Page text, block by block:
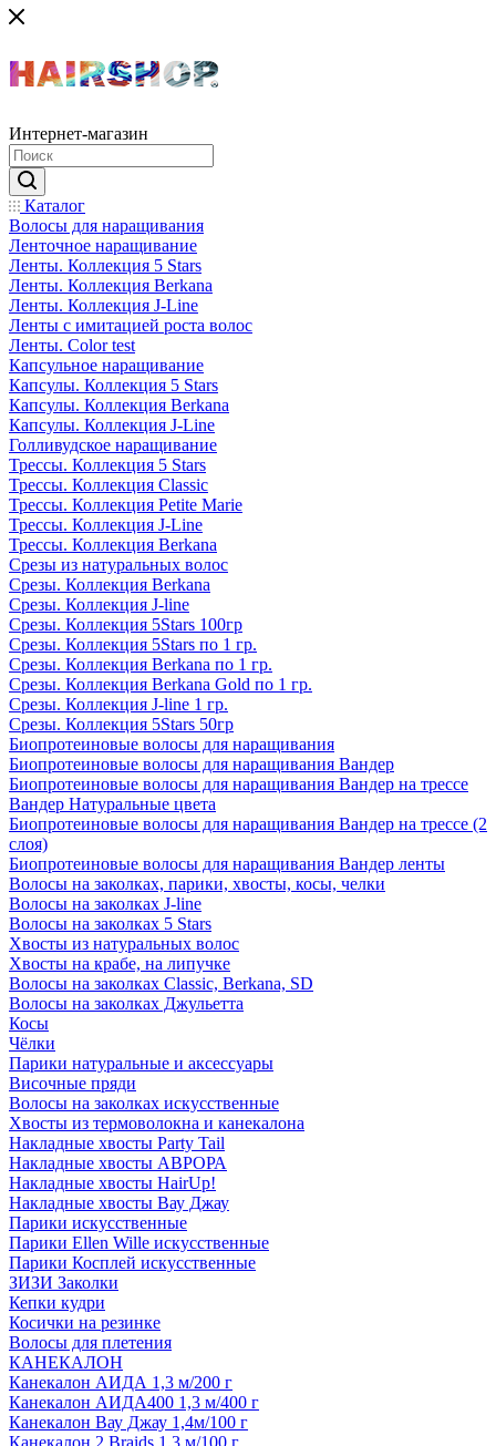
Интернет-магазин
Каталог
Волосы для наращивания
Ленточное наращивание
Ленты. Коллекция 5 Stars
Ленты. Коллекция Berkana
Ленты. Коллекция J-Line
Ленты с имитацией роста волос
Ленты. Color test
Капсульное наращивание
Капсулы. Коллекция 5 Stars
Капсулы. Коллекция Berkana
Капсулы. Коллекция J-Line
Голливудское наращивание
Трессы. Коллекция 5 Stars
Трессы. Коллекция Classic
Трессы. Коллекция Petite Marie
Трессы. Коллекция J-Line
Трессы. Коллекция Berkana
Срезы из натуральных волос
Срезы. Коллекция Berkana
Срезы. Коллекция J-line
Срезы. Коллекция 5Stars 100гр
Срезы. Коллекция 5Stars по 1 гр.
Срезы. Коллекция Berkana по 1 гр.
Срезы. Коллекция Berkana Gold по 1 гр.
Срезы. Коллекция J-line 1 гр.
Срезы. Коллекция 5Stars 50гр
Биопротеиновые волосы для наращивания
Биопротеиновые волосы для наращивания Вандер
Биопротеиновые волосы для наращивания Вандер на трессе
Вандер Натуральные цвета
Биопротеиновые волосы для наращивания Вандер на трессе (2
слоя)
Биопротеиновые волосы для наращивания Вандер ленты
Волосы на заколках, парики, хвосты, косы, челки
Волосы на заколках J-line
Волосы на заколках 5 Stars
Хвосты из натуральных волос
Хвосты на крабе, на липучке
Волосы на заколках Classic, Berkana, SD
Волосы на заколках Джульетта
Косы
Чёлки
Парики натуральные и аксессуары
Височные пряди
Волосы на заколках искусственные
Хвосты из термоволокна и канекалона
Накладные хвосты Party Tail
Накладные хвосты АВРОРА
Накладные хвосты HairUp!
Накладные хвосты Вау Джау
Парики искусственные
Парики Ellen Wille искусственные
Парики Косплей искусственные
ЗИЗИ Заколки
Кепки кудри
Косички на резинке
Волосы для плетения
КАНЕКАЛОН
Канекалон АИДА 1,3 м/200 г
Канекалон АИДА400 1,3 м/400 г
Канекалон Вау Джау 1,4м/100 г
Канекалон 2 Braids 1,3 м/100 г